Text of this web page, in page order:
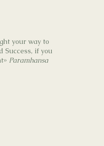
your way to
Success, if you
Paramhansa